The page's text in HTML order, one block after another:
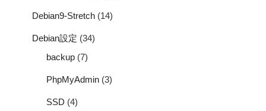
Debian9-Stretch (14)
Debian設定 (34)
backup (7)
PhpMyAdmin (3)
SSD (4)